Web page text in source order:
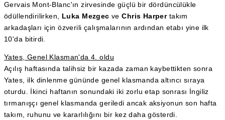
Gervais Mont-Blanc'ın zirvesinde güçlü bir dördüncülükle
ödüllendirilirken, Luka Mezgec veChris Harper takım
arkadaşları için özverili çalışmalarının ardından etabı yine ilk
10'da bitirdi.
Yates, Genel Klasman'da 4. oldu
Açılış haftasında talihsiz bir kazada zaman kaybettikten sonra
Yates, ilk dinlenme gününde genel klasmanda altıncı sıraya
oturdu. İkinci haftanın sonundaki iki zorlu etap sonrası İngiliz
tırmanışçı genel klasmanda geriledi ancak aksiyonun son hafta
takım, ruhunu ve kararlılığını bir kez daha gösterdi.